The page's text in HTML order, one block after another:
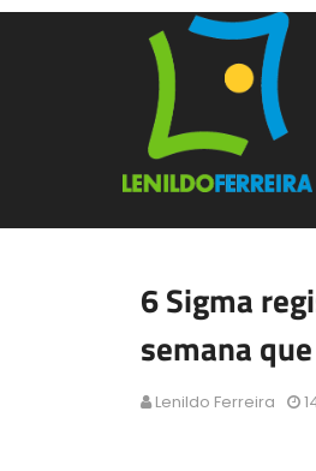
6 Sigma
semana
Lenildo Ferreira